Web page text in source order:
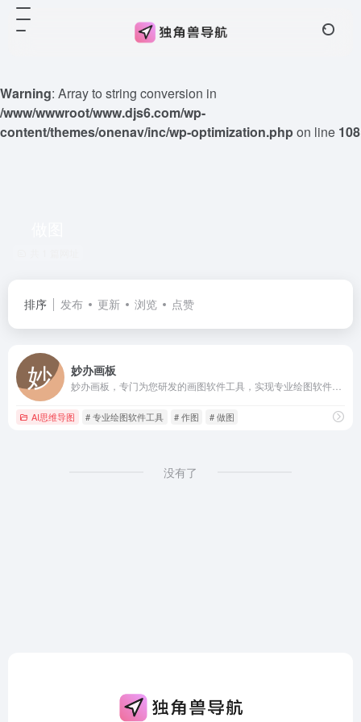
Warning: Array to string conversion in
/www/wwwroot/www.djs6.com/wp-
content/themes/onenav/inc/wp-optimization.phpon line 108
排序 发布 更新 浏览 点赞
妙办画板
AI思维导图 # 专业绘图软件工具 # 作图 # 做图
没有了